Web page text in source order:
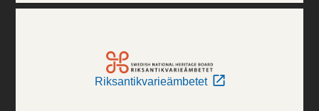
Riksantikvarieämbetet